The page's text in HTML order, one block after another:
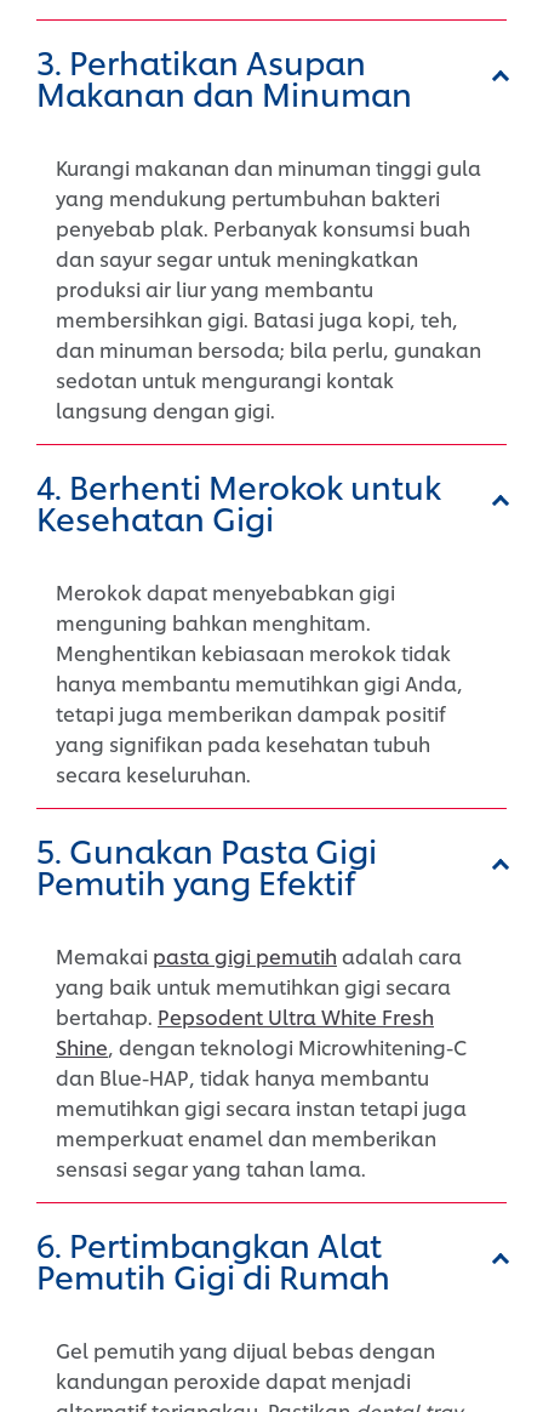
3. Perhatikan Asupan
Makanan dan Minuman
Kurangi makanan dan minuman tinggi gula
yang mendukung pertumbuhan bakteri
penyebab plak. Perbanyak konsumsi buah
dan sayur segar untuk meningkatkan
produksi air liur yang membantu
membersihkan gigi. Batasi juga kopi, teh,
dan minuman bersoda; bila perlu, gunakan
sedotan untuk mengurangi kontak
langsung dengan gigi.
4. Berhenti Merokok untuk
Kesehatan Gigi
Merokok dapat menyebabkan gigi
menguning bahkan menghitam.
Menghentikan kebiasaan merokok tidak
hanya membantu memutihkan gigi Anda,
tetapi juga memberikan dampak positif
yang signifikan pada kesehatan tubuh
secara keseluruhan.
5. Gunakan Pasta Gigi
Pemutih yang Efektif
Memakai pasta gigi pemutih adalah cara
yang baik untuk memutihkan gigi secara
bertahap. Pepsodent Ultra White Fresh
Shine, dengan teknologi Microwhitening-C
dan Blue-HAP, tidak hanya membantu
memutihkan gigi secara instan tetapi juga
memperkuat enamel dan memberikan
sensasi segar yang tahan lama.
6. Pertimbangkan Alat
Pemutih Gigi di Rumah
Gel pemutih yang dijual bebas dengan
kandungan peroxide dapat menjadi